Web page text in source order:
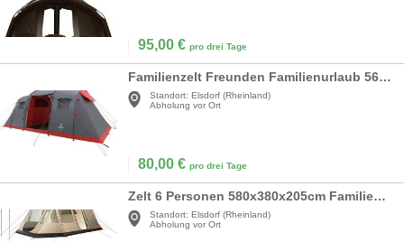
95,00 € pro drei Tage
Familienzelt Freunden Familienurlaub 560 x 230 x 200 Zelt Kuppelzelt für 6 Personen 2 Schlafkabinen
Standort: Elsdorf (Rheinland)
Abholung vor Ort
80,00 € pro drei Tage
Zelt 6 Personen 580x380x205cm Familienzelt 3 Eingänge abtrennbarer Schlafbereich großer Wohnbereich
Standort: Elsdorf (Rheinland)
Abholung vor Ort